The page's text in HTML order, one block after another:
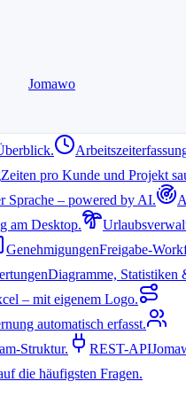
Jomawo
Zeiten pro Kunde und Projekt
Sprache – powered by AI.
am Desktop.
GenehmigungenFreigabe-
Diagramme, Statistiken
– mit eigenem Logo.
automatisch erfasst.
Struktur. REST-API
die häufigsten Fragen.
ihre Arbeitszeiten mobil
Nutzer von Apple-Geräten
mit iOS.
geeignet
mit langer Akkulaufzeit